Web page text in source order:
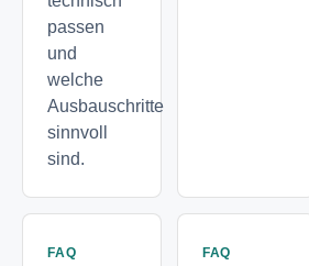
passen
und
welche
Ausbauschritte
sinnvoll
sind.
FAQ FAQ